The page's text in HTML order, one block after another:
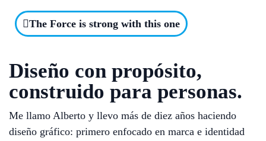
The Force is strong with this one
Diseño con propósito,
construido para personas.
Me llamo Alberto y llevo más de diez años haciendo
diseño gráfico: primero enfocado en marca e identidad